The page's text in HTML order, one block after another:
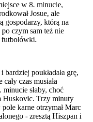
w 8. minucie,
Josue, ale
gospodarzy, którą na
po czym sam też nie
futbolówki.
bardziej poukładała grę,
czas musiała
słaby, choć
Huskovic. Trzy minuty
karne otrzymał Marc
- zresztą Hiszpan i